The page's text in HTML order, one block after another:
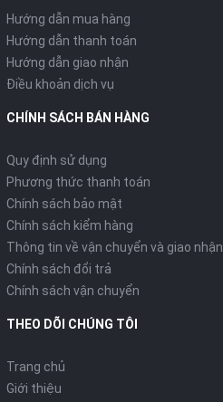
Hướng dẫn mua hàng
Hướng dẫn thanh toán
Hướng dẫn giao nhận
Điều khoản dịch vụ
CHÍNH SÁCH BÁN HÀNG
Quy định sử dụng
Phương thức thanh toán
Chính sách bảo mật
Chính sách kiểm hàng
Thông tin về vận chuyển và giao nhận
Chính sách đổi trả
Chính sách vận chuyển
THEO DÕI CHÚNG TÔI
Trang chủ
Giới thiệu